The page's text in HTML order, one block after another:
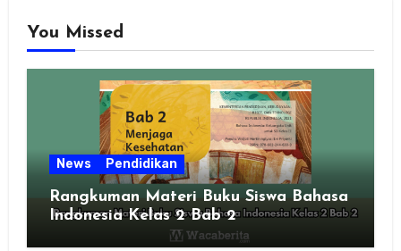
You Missed
News Pendidikan
Rangkuman Materi Buku Siswa Bahasa
Indonesia Kelas 2 Bab 2